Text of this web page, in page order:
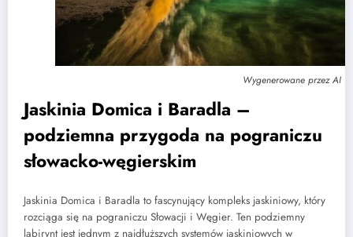
Wygenerowane przez AI
Jaskinia Domica i Baradla –
podziemna przygoda na pograniczu
słowacko-węgierskim
Jaskinia Domica i Baradla to fascynujący kompleks jaskiniowy, który
rozciąga się na pograniczu Słowacji i Węgier. Ten podziemny
labirynt jest jednym z najdłuższych systemów jaskiniowych w